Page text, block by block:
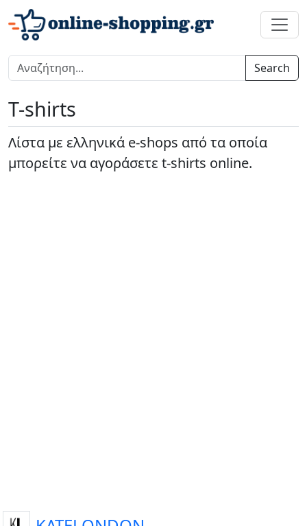
Search
T-shirts
Λίστα με ελληνικά e-shops από τα οποία
μπορείτε να αγοράσετε t-shirts online.